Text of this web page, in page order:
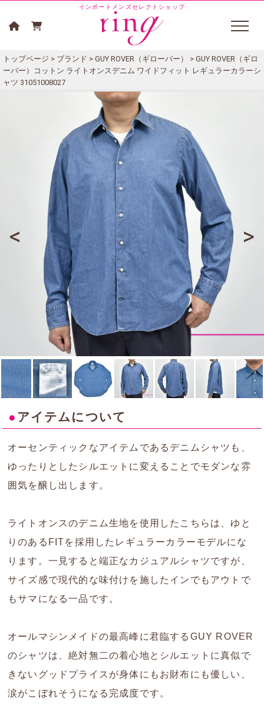
インポートメンズセレクトショップ
トップページ > ブランド > GUY ROVER（ギローバー）
> GUY ROVER（ギロ
ーバー）コットン ライトオンスデニム ワイドフィット レギュラーカラーシ
ャツ 31051008027
● アイテムについて
オーセンティックなアイテムであるデニムシャツも、
ゆったりとしたシルエットに変えることでモダンな雰
囲気を醸し出します。
ライトオンスのデニム生地を使用したこちらは、ゆと
りのあるFITを採用したレギュラーカラーモデルにな
ります。一見すると端正なカジュアルシャツですが、
サイズ感で現代的な味付けを施したインでもアウトで
もサマになる一品です。
オールマシンメイドの最高峰に君臨するGUY ROVER
のシャツは、絶対無二の着心地とシルエットに真似で
きないグッドプライスが身体にもお財布にも優しい、
涙がこぼれそうになる完成度です。